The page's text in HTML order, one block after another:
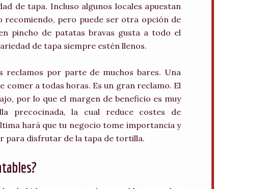
de tapa. Incluso algunos locales apuestan
recomiendo, pero puede ser otra opción de
pincho de patatas bravas gusta a todo el
de tapa siempre estén llenos.
reclamos por parte de muchos bares. Una
comer a todas horas. Es un gran reclamo. El
por lo que el margen de beneficio es muy
precocinada, la cual reduce costes de
hará que tu negocio tome importancia y
para disfrutar de la tapa de tortilla.